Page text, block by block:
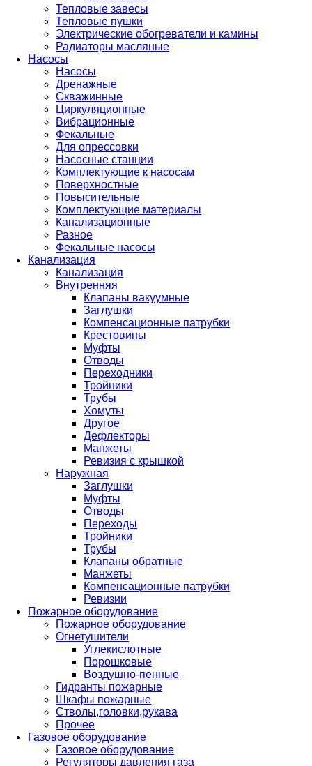
Тепловые завесы
Тепловые пушки
Электрические обогреватели и камины
Радиаторы масляные
Насосы
Насосы
Дренажные
Скважинные
Циркуляционные
Вибрационные
Фекальные
Для опрессовки
Насосные станции
Комплектующие к насосам
Поверхностные
Повысительные
Комплектующие материалы
Канализационные
Разное
Фекальные насосы
Канализация
Канализация
Внутренняя
Клапаны вакуумные
Заглушки
Компенсационные патрубки
Крестовины
Муфты
Отводы
Переходники
Тройники
Трубы
Хомуты
Другое
Дефлекторы
Манжеты
Ревизия с крышкой
Наружная
Заглушки
Муфты
Отводы
Переходы
Тройники
Трубы
Клапаны обратные
Манжеты
Компенсационные патрубки
Ревизии
Пожарное оборудование
Пожарное оборудование
Огнетушители
Углекислотные
Порошковые
Воздушно-пенные
Гидранты пожарные
Шкафы пожарные
Стволы,головки,рукава
Прочее
Газовое оборудование
Газовое оборудование
Регуляторы давления газа